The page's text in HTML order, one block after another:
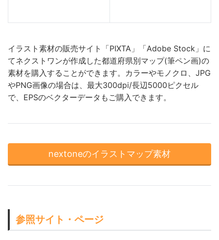
イラスト素材の販売サイト「PIXTA」「Adobe Stock」に
てネクストワンが作成した都道府県別マップ(筆ペン画)の
素材を購入することができます。カラーやモノクロ、JPG
やPNG画像の場合は、最大300dpi/長辺5000ピクセル
で、EPSのベクターデータもご購入できます。
nextoneのイラストマップ素材
参照サイト・ページ